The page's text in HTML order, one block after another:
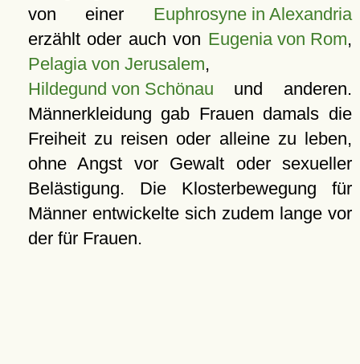
von einer Euphrosyne in Alexandria
erzählt oder auch von Eugenia von Rom,
Pelagia von Jerusalem,
Hildegund von Schönau und anderen.
Männerkleidung gab Frauen damals die
Freiheit zu reisen oder alleine zu leben,
ohne Angst vor Gewalt oder sexueller
Belästigung. Die Klosterbewegung für
Männer entwickelte sich zudem lange vor
der für Frauen.